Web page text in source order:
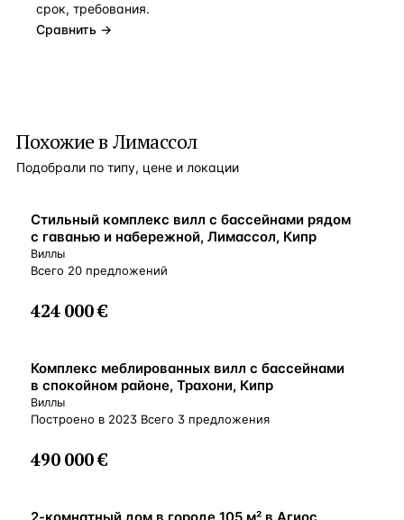
срок, требования.
Сравнить →
Похожие в Лимассол
Подобрали по типу, цене и локации
ВНЖ
Стильный комплекс вилл с бассейнами рядом
с гаванью и набережной, Лимассол, Кипр
Виллы
Всего 20 предложений
424 000 €
ВНЖ
Комплекс меблированных вилл с бассейнами
в спокойном районе, Трахони, Кипр
Виллы
Построено в 2023 Всего 3 предложения
490 000 €
ВНЖ